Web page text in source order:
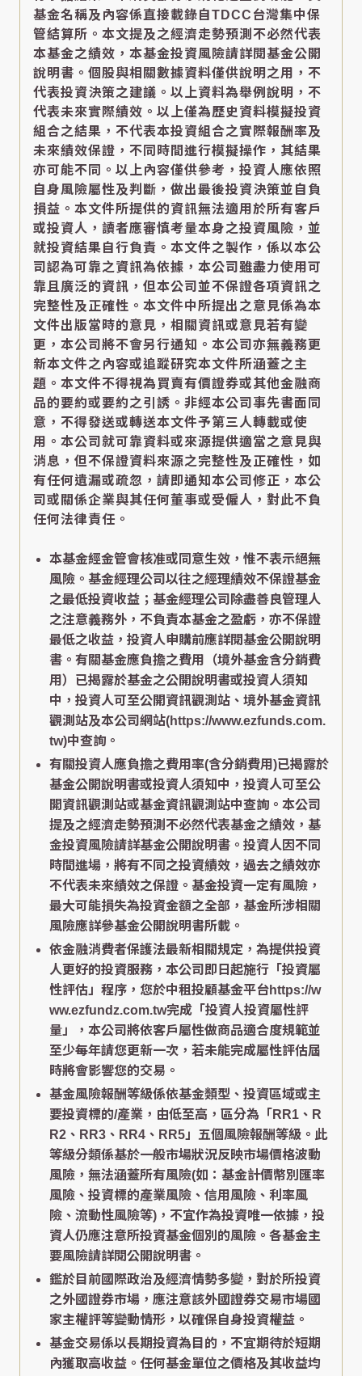
基金名稱及內容係直接載錄自TDCC台灣集中保
管結算所。本文提及之經濟走勢預測不必然代表
本基金之績效，本基金投資風險請詳閱基金公開
說明書。個股與相關數據資料僅供說明之用，不
代表投資決策之建議。以上資料為舉例說明，不
代表未來實際績效。以上僅為歷史資料模擬投資
組合之結果，不代表本投資組合之實際報酬率及
未來績效保證，不同時間進行模擬操作，其結果
亦可能不同。以上內容僅供參考，投資人應依照
自身風險屬性及判斷，做出最後投資決策並自負
損益。本文件所提供的資訊無法適用於所有客戶
或投資人，讀者應審慎考量本身之投資風險，並
就投資結果自行負責。本文件之製作，係以本公
司認為可靠之資訊為依據，本公司雖盡力使用可
靠且廣泛的資訊，但本公司並不保證各項資訊之
完整性及正確性。本文件中所提出之意見係為本
文件出版當時的意見，相關資訊或意見若有變
更，本公司將不會另行通知。本公司亦無義務更
新本文件之內容或追蹤研究本文件所涵蓋之主
題。本文件不得視為買賣有價證券或其他金融商
品的要約或要約之引誘。非經本公司事先書面同
意，不得發送或轉送本文件予第三人轉載或使
用。本公司就可靠資料或來源提供適當之意見與
消息，但不保證資料來源之完整性及正確性，如
有任何遺漏或疏忽，請即通知本公司修正，本公
司或關係企業與其任何董事或受僱人，對此不負
任何法律責任。
本基金經金管會核准或同意生效，惟不表示絕無
風險。基金經理公司以往之經理績效不保證基金
之最低投資收益；基金經理公司除盡善良管理人
之注意義務外，不負責本基金之盈虧，亦不保證
最低之收益，投資人申購前應詳閱基金公開說明
書。有關基金應負擔之費用（境外基金含分銷費
用）已揭露於基金之公開說明書或投資人須知
中，投資人可至公開資訊觀測站、境外基金資訊
觀測站及本公司網站(https://www.ezfunds.com.
tw)中查詢。
有關投資人應負擔之費用率(含分銷費用)已揭露於
基金公開說明書或投資人須知中，投資人可至公
開資訊觀測站或基金資訊觀測站中查詢。本公司
提及之經濟走勢預測不必然代表基金之績效，基
金投資風險請詳基金公開說明書。投資人因不同
時間進場，將有不同之投資績效，過去之績效亦
不代表未來績效之保證。基金投資一定有風險，
最大可能損失為投資金額之全部，基金所涉相關
風險應詳參基金公開說明書所載。
依金融消費者保護法最新相關規定，為提供投資
人更好的投資服務，本公司即日起施行「投資屬
性評估」程序，您於中租投顧基金平台https://w
ww.ezfundz.com.tw完成「投資人投資屬性評
量」，本公司將依客戶屬性做商品適合度規範並
至少每年請您更新一次，若未能完成屬性評估屆
時將會影響您的交易。
基金風險報酬等級係依基金類型、投資區域或主
要投資標的/產業，由低至高，區分為「RR1、R
R2、RR3、RR4、RR5」五個風險報酬等級。此
等級分類係基於一般市場狀況反映市場價格波動
風險，無法涵蓋所有風險(如：基金計價幣別匯率
風險、投資標的產業風險、信用風險、利率風
險、流動性風險等)，不宜作為投資唯一依據，投
資人仍應注意所投資基金個別的風險。各基金主
要風險請詳閱公開說明書。
鑑於目前國際政治及經濟情勢多變，對於所投資
之外國證券市場，應注意該外國證券交易市場國
家主權評等變動情形，以確保自身投資權益。
基金交易係以長期投資為目的，不宜期待於短期
內獲取高收益。任何基金單位之價格及其收益均